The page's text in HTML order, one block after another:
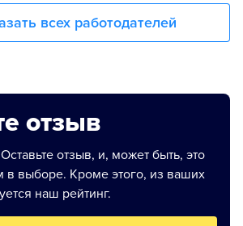
всех работодателей
отзыв
отзыв, и, может быть, это
в выборе. Кроме этого, из ваших
наш рейтинг.